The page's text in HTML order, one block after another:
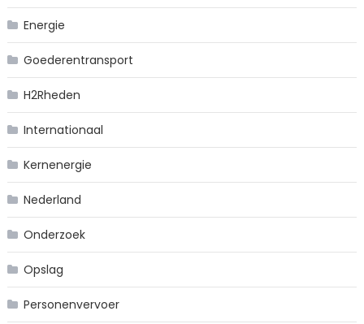
Energie
Goederentransport
H2Rheden
Internationaal
Kernenergie
Nederland
Onderzoek
Opslag
Personenvervoer